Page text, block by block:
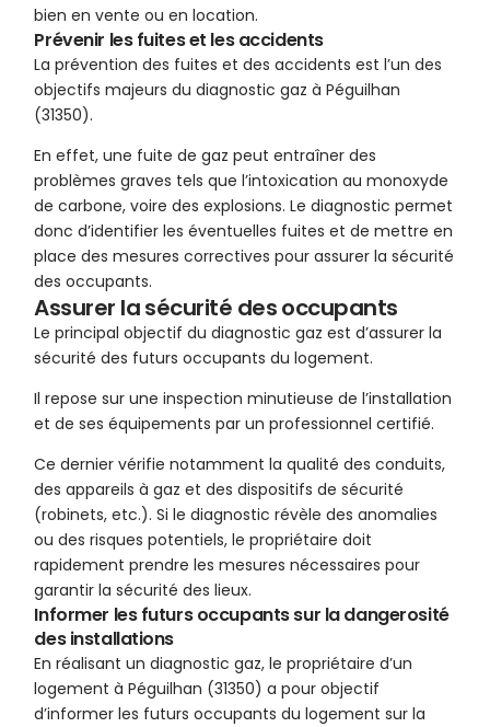
bien en vente ou en location.
Prévenir les fuites et les accidents
La prévention des fuites et des accidents est l’un des
objectifs majeurs du diagnostic gaz à Péguilhan
(31350).
En effet, une fuite de gaz peut entraîner des
problèmes graves tels que l’intoxication au monoxyde
de carbone, voire des explosions. Le diagnostic permet
donc d’identifier les éventuelles fuites et de mettre en
place des mesures correctives pour assurer la sécurité
des occupants.
Assurer la sécurité des occupants
Le principal objectif du diagnostic gaz est d’assurer la
sécurité des futurs occupants du logement.
Il repose sur une inspection minutieuse de l’installation
et de ses équipements par un professionnel certifié.
Ce dernier vérifie notamment la qualité des conduits,
des appareils à gaz et des dispositifs de sécurité
(robinets, etc.). Si le diagnostic révèle des anomalies
ou des risques potentiels, le propriétaire doit
rapidement prendre les mesures nécessaires pour
garantir la sécurité des lieux.
Informer les futurs occupants sur la dangerosité
des installations
En réalisant un diagnostic gaz, le propriétaire d’un
logement à Péguilhan (31350) a pour objectif
d’informer les futurs occupants du logement sur la